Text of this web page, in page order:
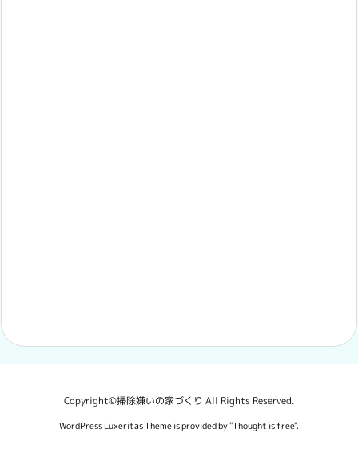
Copyright©掃除嫌いの家づくり All Rights Reserved.
WordPress Luxeritas Theme is provided by "Thought is free".